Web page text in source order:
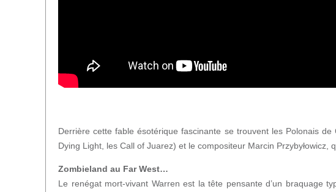
Derrière cette fable ésotérique fascinante se trouvent les Polonais
Dying Light, les Call of Juarez) et le compositeur Marcin Przybyłowicz,
Zombieland au Far West…
Le renégat mort-vivant Warren est la tête pensante d’un braquage